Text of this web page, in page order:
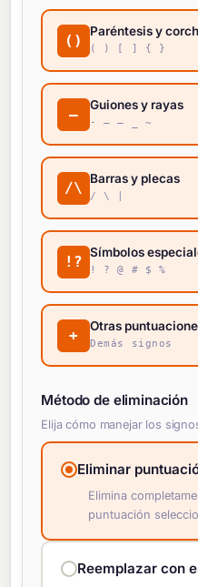
()
Paréntesis y
( ) [ ] { }
—
Guiones y rayas
- – — _ ~
/\
Barras y plecas
/ \ |
!?
Símbolos
! ? @ # $ %
+
Otras
Demás signos
Método de eliminación
Elija cómo manejar los
Eliminar
Elimina
puntuación
Reemplazar con